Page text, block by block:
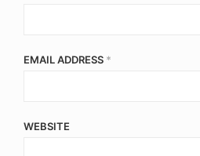
EMAIL ADDRESS *
WEBSITE